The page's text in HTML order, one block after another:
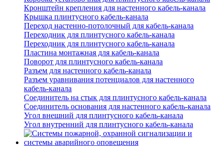
Кронштейн крепления для настенного кабель-канала
Крышка плинтусного кабель-канала
Переход настенно-потолочный для кабель-канала
Переходник для плинтусного кабель-канала
Переходник для плинтусного кабель-канала
Пластина монтажная для кабель-канала
Поворот для плинтусного кабель-канала
Разъем для настенного кабель-канала
Разъем уравнивания потенциалов для настенного
кабель-канала
Соединитель на стык для плинтусного кабель-канала
Соединитель основания для настенного кабель-канала
Угол внешний для плинтусного кабель-канала
Угол внутренний для плинтусного кабель-канала